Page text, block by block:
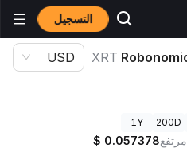
التسجيل
XRT
USD
200D
1Y
مرتفع $ 0.057378